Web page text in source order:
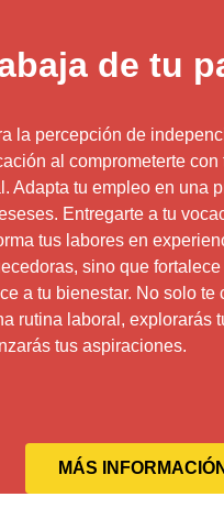
de tu
la percepción de
al comprometerte con
Adapta tu empleo en una
Entregarte a tu
tus labores en
sino que
a tu bienestar. No solo te
rutina laboral, explorarás
tus aspiraciones.
MÁS INFORMACIÓN